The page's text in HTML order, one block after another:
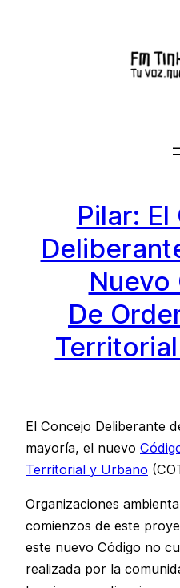
Pilar:
Nuevo
De
El Concejo Deliberante
mayoría, el nuevo
Territorial y Urbano
Organizaciones
comienzos de este
este nuevo Código no
realizada por la